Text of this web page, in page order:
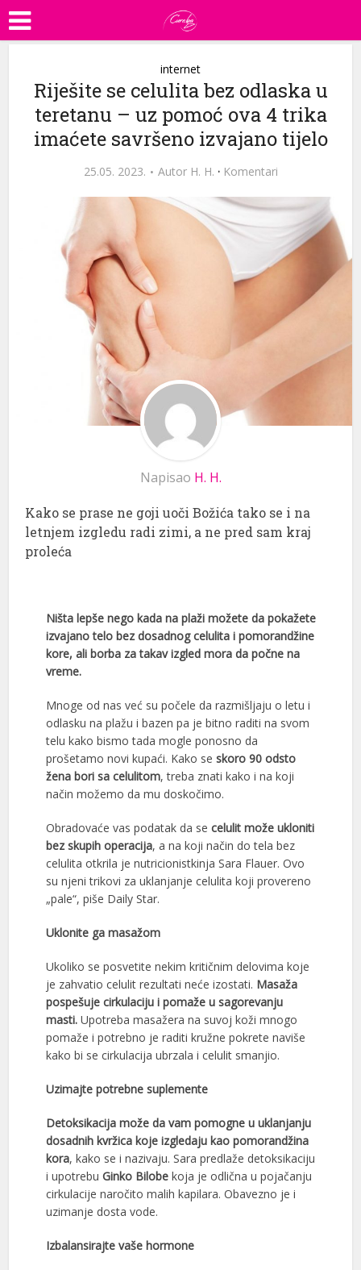
internet
Riješite se celulita bez odlaska u
teretanu – uz pomoć ova 4 trika
imaćete savršeno izvajano tijelo
25.05. 2023. Autor H. H. · Komentari
Napisao H. H.
Kako se prase ne goji uoči Božića tako se i na
letnjem izgledu radi zimi, a ne pred sam kraj
proleća
Ništa lepše nego kada na plaži možete da pokažete
izvajano telo bez dosadnog celulita i pomorandžine
kore, ali borba za takav izgled mora da počne na
vreme.
Mnoge od nas već su počele da razmišljaju o letu i
odlasku na plažu i bazen pa je bitno raditi na svom
telu kako bismo tada mogle ponosno da
prošetamo novi kupaći. Kako se skoro 90 odsto
žena bori sa celulitom, treba znati kako i na koji
način možemo da mu doskočimo.
Obradovaće vas podatak da se celulit može ukloniti
bez skupih operacija, a na koji način do tela bez
celulita otkrila je nutricionistkinja Sara Flauer. Ovo
su njeni trikovi za uklanjanje celulita koji provereno
„pale“, piše Daily Star.
Uklonite ga masažom
Ukoliko se posvetite nekim kritičnim delovima koje
je zahvatio celulit rezultati neće izostati. Masaža
pospešuje cirkulaciju i pomaže u sagorevanju
masti.Upotreba masažera na suvoj koži mnogo
pomaže i potrebno je raditi kružne pokrete naviše
kako bi se cirkulacija ubrzala i celulit smanjio.
Uzimajte potrebne suplemente
Detoksikacija može da vam pomogne u uklanjanju
dosadnih kvržica koje izgledaju kao pomorandžina
kora, kako se i nazivaju. Sara predlaže detoksikaciju
i upotrebu Ginko Bilobekoja je odlična u pojačanju
cirkulacije naročito malih kapilara. Obavezno je i
uzimanje dosta vode.
Izbalansirajte vaše hormone